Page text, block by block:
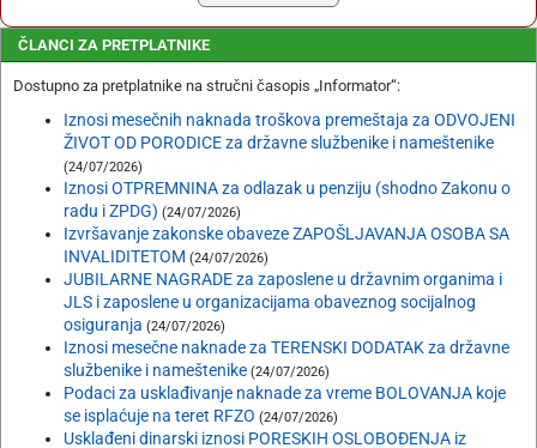
ČLANCI ZA PRETPLATNIKE
Dostupno za pretplatnike na stručni časopis „Informator“:
Iznosi mesečnih naknada troškova premeštaja za ODVOJENI
ŽIVOT OD PORODICE za državne službenike i nameštenike
(24/07/2026)
Iznosi OTPREMNINA za odlazak u penziju (shodno Zakonu o
radu i ZPDG) (24/07/2026)
Izvršavanje zakonske obaveze ZAPOŠLJAVANJA OSOBA SA
INVALIDITETOM (24/07/2026)
JUBILARNE NAGRADE za zaposlene u državnim organima i
JLS i zaposlene u organizacijama obaveznog socijalnog
osiguranja (24/07/2026)
Iznosi mesečne naknade za TERENSKI DODATAK za državne
službenike i nameštenike (24/07/2026)
Podaci za usklađivanje naknade za vreme BOLOVANJA koje
se isplaćuje na teret RFZO (24/07/2026)
Usklađeni dinarski iznosi PORESKIH OSLOBOĐENJA iz